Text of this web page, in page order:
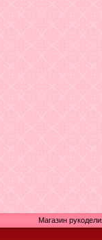
Магазин